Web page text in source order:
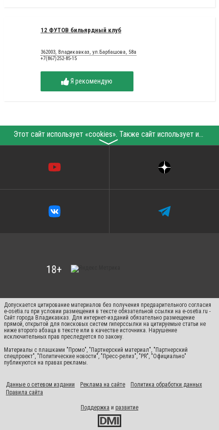
12 ФУТОВ бильярдный клуб
362003, Владикавказ, ул.Барбашова, 58а
+7(867)252-85-15
Я рекомендую
Этот сайт использует «cookies». Также сайт использует интернет-сервис для сбора технических данных касательно посетителей с целью получения маркетинговой и статистической информации. Условия обработки данных посетителей сайта см.
〉
Допускается цитирование материалов без получения предварительного согласия
e-osetia.ru при условии размещения в тексте обязательной ссылки на e-osetia.ru -
Сайт города Владикавказ. Для интернет-изданий обязательно размещение
прямой, открытой для поисковых систем гиперссылки на цитируемые статьи не
ниже второго абзаца в тексте или в качестве источника. Нарушение
исключительных прав преследуется по закону.
Материалы с плашками "Промо", "Партнерский материал", "Партнерский
спецпроект", "Политические новости", "Пресс-релиз", "PR", "Официально"
публикуются на правах рекламы.
Данные о сетевом издании Реклама на сайте
Политика обработки данных
Правила сайта
Поддержка и развитие